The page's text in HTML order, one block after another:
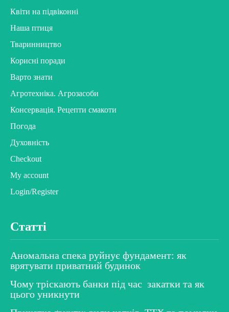
Квіти на підвіконні
Наша птиця
Тваринництво
Корисні поради
Варто знати
Агротехніка. Агрозасоби
Консервація. Рецепти смакоти
Погода
Духовність
Checkout
My account
Login/Register
Статті
Аномальна спека руйнує фундамент: як
врятувати приватний будинок
Чому тріскають банки під час закатки та як
цього уникнути